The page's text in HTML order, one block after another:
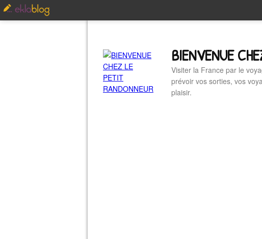
BIENVENUE
Visiter la France par le
prévoir vos sorties, vos
plaisir.